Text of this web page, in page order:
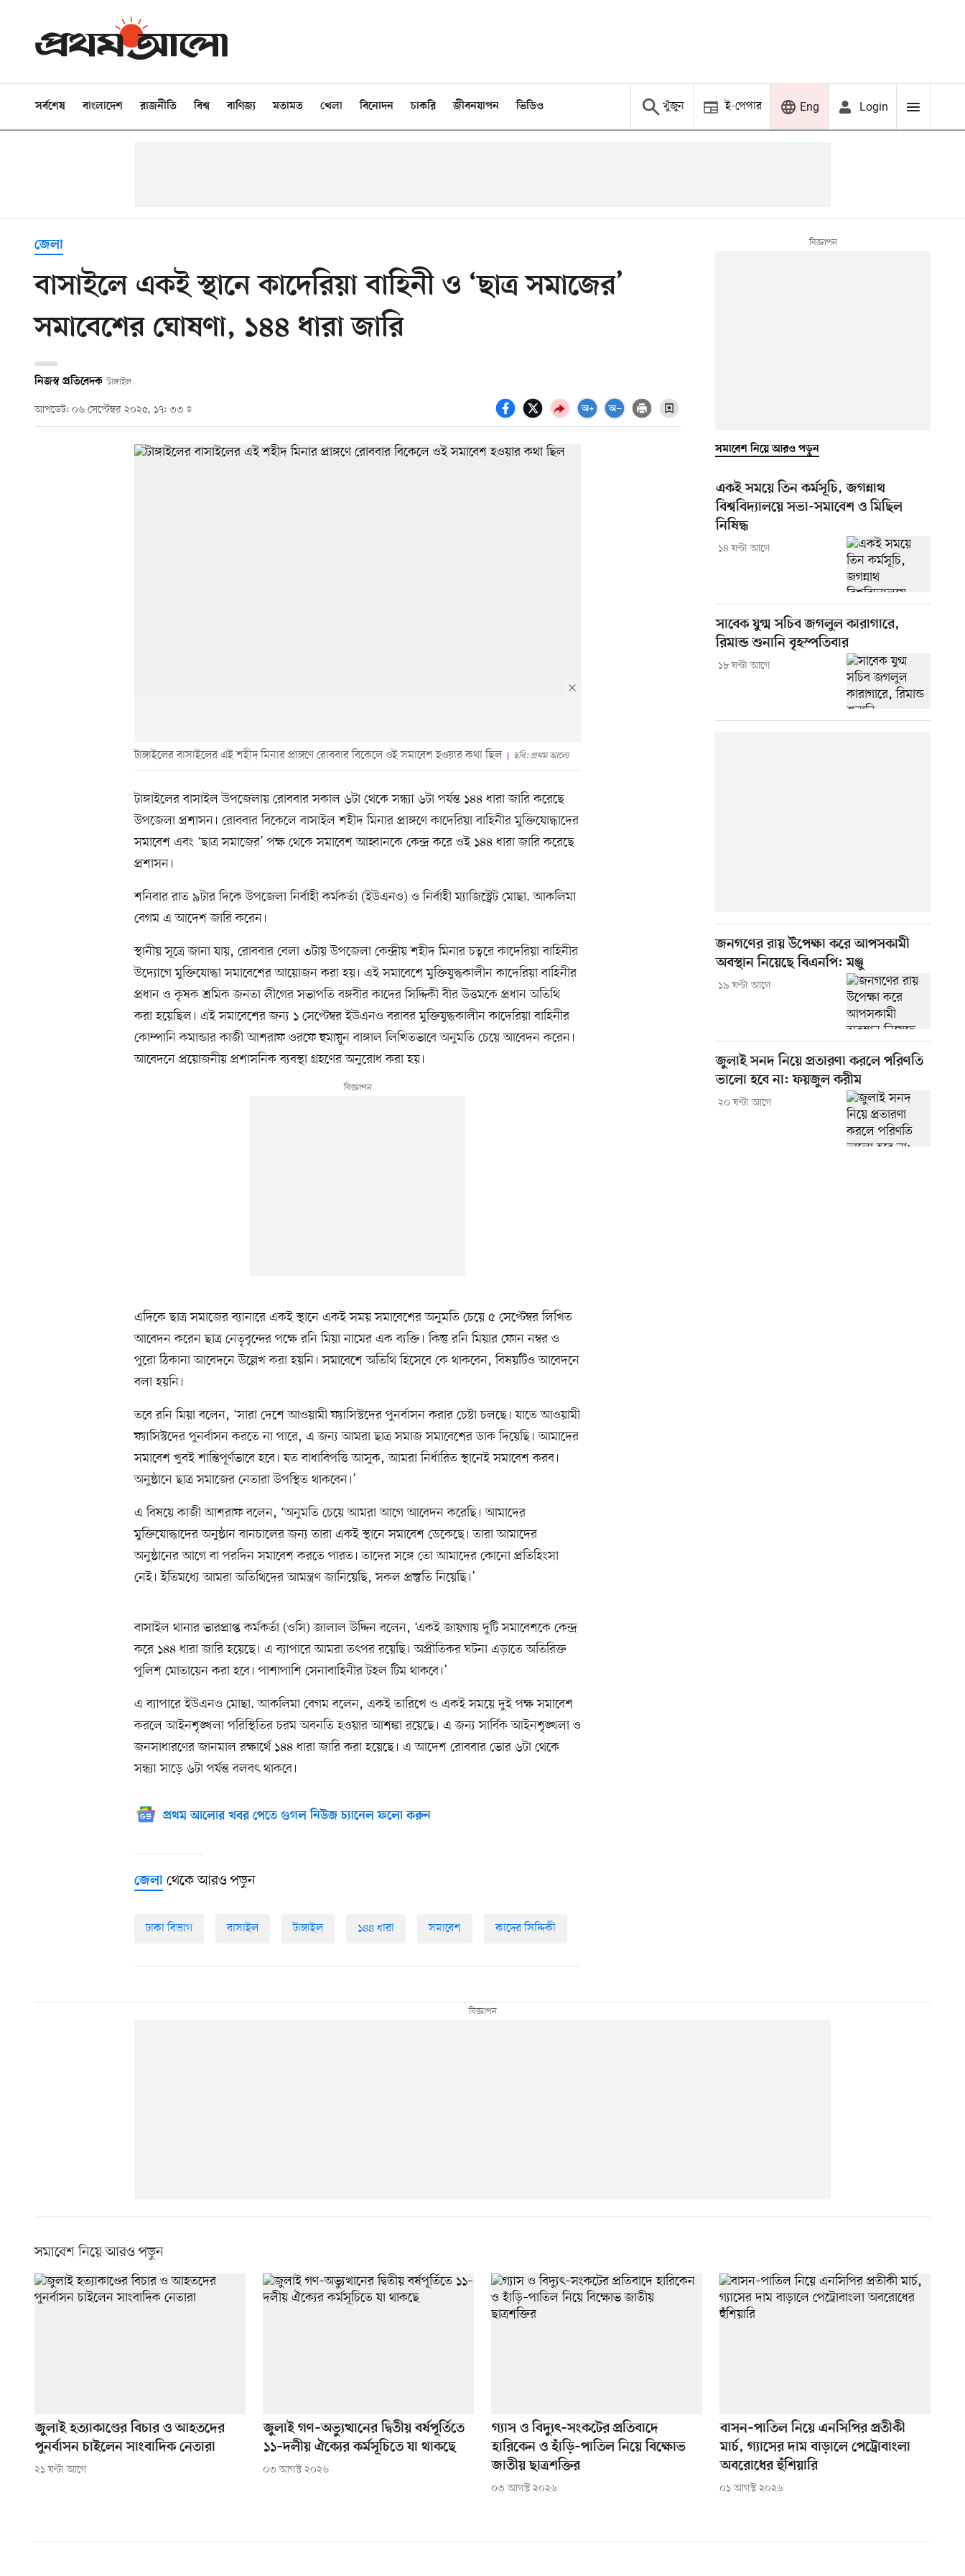
সর্বশেষ বাংলাদেশ রাজনীতি বিশ্ব বাণিজ্য মতামত খেলা বিনোদন চাকরি জীবনযাপন ভিডিও খুঁজুন ই-পেপার Eng Login
জেলা
বাসাইলে একই স্থানে কাদেরিয়া বাহিনী ও ‘ছাত্র সমাজের’
সমাবেশের ঘোষণা, ১৪৪ ধারা জারি
নিজস্ব প্রতিবেদক টাঙ্গাইল
আপডেট: ০৬ সেপ্টেম্বর ২০২৫, ১৭: ৩৩
টাঙ্গাইলের বাসাইলের এই শহীদ মিনার প্রাঙ্গণে রোববার বিকেলে ওই সমাবেশ হওয়ার কথা ছিল ছবি: প্রথম আলো
টাঙ্গাইলের বাসাইল উপজেলায় রোববার সকাল ৬টা থেকে সন্ধ্যা ৬টা পর্যন্ত ১৪৪ ধারা জারি করেছে
উপজেলা প্রশাসন। রোববার বিকেলে বাসাইল শহীদ মিনার প্রাঙ্গণে কাদেরিয়া বাহিনীর মুক্তিযোদ্ধাদের
সমাবেশ এবং ‘ছাত্র সমাজের’ পক্ষ থেকে সমাবেশ আহ্বানকে কেন্দ্র করে ওই ১৪৪ ধারা জারি করেছে
প্রশাসন।
শনিবার রাত ৯টার দিকে উপজেলা নির্বাহী কর্মকর্তা (ইউএনও) ও নির্বাহী ম্যাজিস্ট্রেট মোছা. আকলিমা
বেগম এ আদেশ জারি করেন।
স্থানীয় সূত্রে জানা যায়, রোববার বেলা ৩টায় উপজেলা কেন্দ্রীয় শহীদ মিনার চত্বরে কাদেরিয়া বাহিনীর
উদ্যোগে মুক্তিযোদ্ধা সমাবেশের আয়োজন করা হয়। এই সমাবেশে মুক্তিযুদ্ধকালীন কাদেরিয়া বাহিনীর
প্রধান ও কৃষক শ্রমিক জনতা লীগের সভাপতি বঙ্গবীর কাদের সিদ্দিকী বীর উত্তমকে প্রধান অতিথি
করা হয়েছিল। এই সমাবেশের জন্য ১ সেপ্টেম্বর ইউএনও বরাবর মুক্তিযুদ্ধকালীন কাদেরিয়া বাহিনীর
কোম্পানি কমান্ডার কাজী আশরাফ ওরফে হুমায়ুন বাঙ্গাল লিখিতভাবে অনুমতি চেয়ে আবেদন করেন।
আবেদনে প্রয়োজনীয় প্রশাসনিক ব্যবস্থা গ্রহণের অনুরোধ করা হয়।
এদিকে ছাত্র সমাজের ব্যানারে একই স্থানে একই সময় সমাবেশের অনুমতি চেয়ে ৫ সেপ্টেম্বর লিখিত
আবেদন করেন ছাত্র নেতৃবৃন্দের পক্ষে রনি মিয়া নামের এক ব্যক্তি। কিন্তু রনি মিয়ার ফোন নম্বর ও
পুরো ঠিকানা আবেদনে উল্লেখ করা হয়নি। সমাবেশে অতিথি হিসেবে কে থাকবেন, বিষয়টিও আবেদনে
বলা হয়নি।
তবে রনি মিয়া বলেন, ‘সারা দেশে আওয়ামী ফ্যাসিস্টদের পুনর্বাসন করার চেষ্টা চলছে। যাতে আওয়ামী
ফ্যাসিস্টদের পুনর্বাসন করতে না পারে, এ জন্য আমরা ছাত্র সমাজ সমাবেশের ডাক দিয়েছি। আমাদের
সমাবেশ খুবই শান্তিপূর্ণভাবে হবে। যত বাধাবিপত্তি আসুক, আমরা নির্ধারিত স্থানেই সমাবেশ করব।
অনুষ্ঠানে ছাত্র সমাজের নেতারা উপস্থিত থাকবেন।’
এ বিষয়ে কাজী আশরাফ বলেন, ‘অনুমতি চেয়ে আমরা আগে আবেদন করেছি। আমাদের
মুক্তিযোদ্ধাদের অনুষ্ঠান বানচালের জন্য তারা একই স্থানে সমাবেশ ডেকেছে। তারা আমাদের
অনুষ্ঠানের আগে বা পরদিন সমাবেশ করতে পারত। তাদের সঙ্গে তো আমাদের কোনো প্রতিহিংসা
নেই। ইতিমধ্যে আমরা অতিথিদের আমন্ত্রণ জানিয়েছি, সকল প্রস্তুতি নিয়েছি।’
বাসাইল থানার ভারপ্রাপ্ত কর্মকর্তা (ওসি) জালাল উদ্দিন বলেন, ‘একই জায়গায় দুটি সমাবেশকে কেন্দ্র
করে ১৪৪ ধারা জারি হয়েছে। এ ব্যাপারে আমরা তৎপর রয়েছি। অপ্রীতিকর ঘটনা এড়াতে অতিরিক্ত
পুলিশ মোতায়েন করা হবে। পাশাপাশি সেনাবাহিনীর টহল টিম থাকবে।’
এ ব্যাপারে ইউএনও মোছা. আকলিমা বেগম বলেন, একই তারিখে ও একই সময়ে দুই পক্ষ সমাবেশ
করলে আইনশৃঙ্খলা পরিস্থিতির চরম অবনতি হওয়ার আশঙ্কা রয়েছে। এ জন্য সার্বিক আইনশৃঙ্খলা ও
জনসাধারণের জানমাল রক্ষার্থে ১৪৪ ধারা জারি করা হয়েছে। এ আদেশ রোববার ভোর ৬টা থেকে
সন্ধ্যা সাড়ে ৬টা পর্যন্ত বলবৎ থাকবে।
প্রথম আলোর খবর পেতে গুগল নিউজ চ্যানেল ফলো করুন
জেলা থেকে আরও পড়ুন
ঢাকা বিভাগ বাসাইল টাঙ্গাইল ১৪৪ ধারা সমাবেশ কাদের সিদ্দিকী
সমাবেশ নিয়ে আরও পড়ুন
একই সময়ে তিন কর্মসূচি, জগন্নাথ
বিশ্ববিদ্যালয়ে সভা-সমাবেশ ও মিছিল
নিষিদ্ধ
১৪ ঘণ্টা আগে
সাবেক যুগ্ম সচিব জগলুল কারাগারে,
রিমান্ড শুনানি বৃহস্পতিবার
১৮ ঘণ্টা আগে
জনগণের রায় উপেক্ষা করে আপসকামী
অবস্থান নিয়েছে বিএনপি: মঞ্জু
১৯ ঘণ্টা আগে
জুলাই সনদ নিয়ে প্রতারণা করলে পরিণতি
ভালো হবে না: ফয়জুল করীম
২০ ঘণ্টা আগে
সমাবেশ নিয়ে আরও পড়ুন
জুলাই হত্যাকাণ্ডের বিচার ও আহতদের
পুনর্বাসন চাইলেন সাংবাদিক নেতারা
২১ ঘণ্টা আগে
জুলাই গণ–অভ্যুত্থানের দ্বিতীয় বর্ষপূর্তিতে
১১–দলীয় ঐক্যের কর্মসূচিতে যা থাকছে
০৩ আগস্ট ২০২৬
গ্যাস ও বিদ্যুৎ–সংকটের প্রতিবাদে
হারিকেন ও হাঁড়ি–পাতিল নিয়ে বিক্ষোভ
জাতীয় ছাত্রশক্তির
০৩ আগস্ট ২০২৬
বাসন–পাতিল নিয়ে এনসিপির প্রতীকী
মার্চ, গ্যাসের দাম বাড়ালে পেট্রোবাংলা
অবরোধের হুঁশিয়ারি
০১ আগস্ট ২০২৬